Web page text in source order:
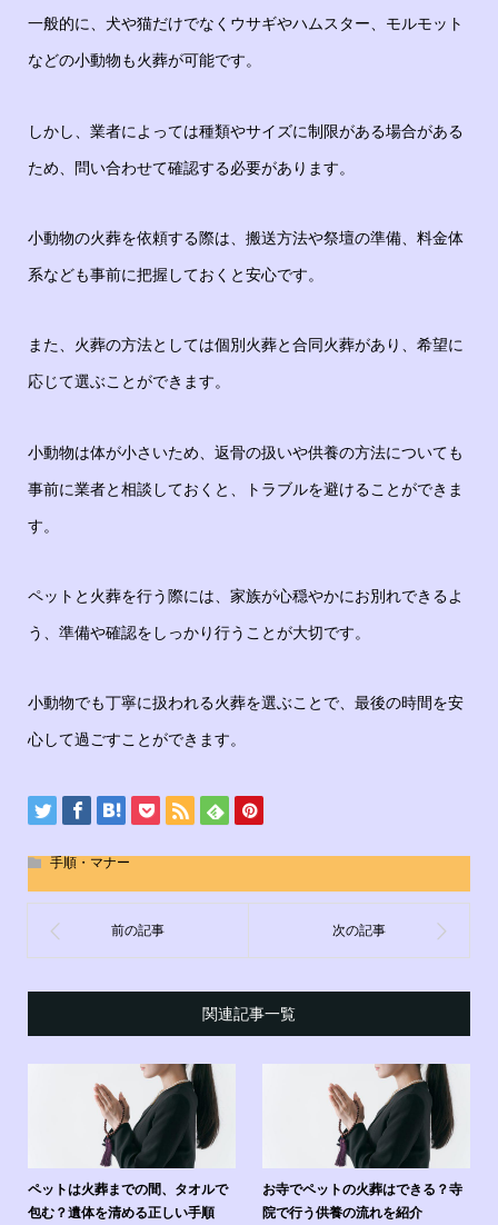
一般的に、犬や猫だけでなくウサギやハムスター、モルモット
などの小動物も火葬が可能です。
しかし、業者によっては種類やサイズに制限がある場合がある
ため、問い合わせて確認する必要があります。
小動物の火葬を依頼する際は、搬送方法や祭壇の準備、料金体
系なども事前に把握しておくと安心です。
また、火葬の方法としては個別火葬と合同火葬があり、希望に
応じて選ぶことができます。
小動物は体が小さいため、返骨の扱いや供養の方法についても
事前に業者と相談しておくと、トラブルを避けることができま
す。
ペットと火葬を行う際には、家族が心穏やかにお別れできるよ
う、準備や確認をしっかり行うことが大切です。
小動物でも丁寧に扱われる火葬を選ぶことで、最後の時間を安
心して過ごすことができます。
手順・マナー
関連記事一覧
ペットは火葬までの間、タオルで
包む？遺体を清める正しい手順
お寺でペットの火葬はできる？寺
院で行う供養の流れを紹介